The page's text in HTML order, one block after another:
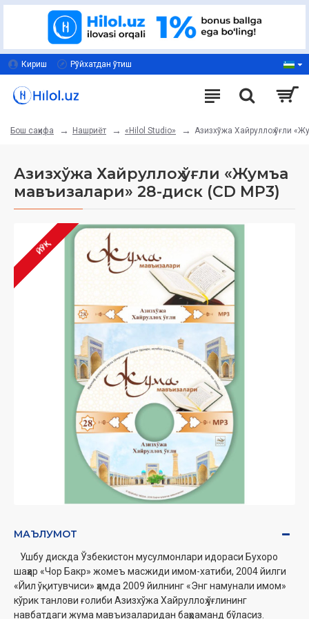
Кириш Рўйхатдан ўтиш
Бош саҳифа Нашриёт «Hilol Studio» Азизхўжа Хайруллоҳ ўғли
Азизхўжа Хайруллоҳ ўғли «Жумъа
мавъизалари» 28-диск (CD МР3)
ЙЎҚ
МАЪЛУМОТ
Ушбу дискда Ўзбекистон мусулмонлари идораси Бухоро
шаҳар «Чор Бакр» жомеъ масжиди имом-хатиби, 2004 йилги
«Йил ўқитувчиси» ҳамда 2009 йилнинг «Энг намунали имом»
кўрик танлови ғолиби Азизхўжа Хайруллоҳ ўғлининг
навбатдаги жумамавъизаларидан баҳраманд бўласиз.